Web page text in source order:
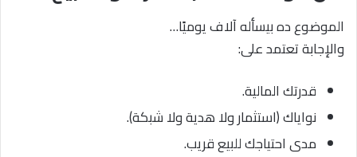
الموضوع ده بيسأله آلاف يوميًا…
والإجابة تعتمد على:
قدرتك المالية.
نواياك (استثمار ولا هدية ولا شبكة).
مدى احتياجك للبيع قريب.